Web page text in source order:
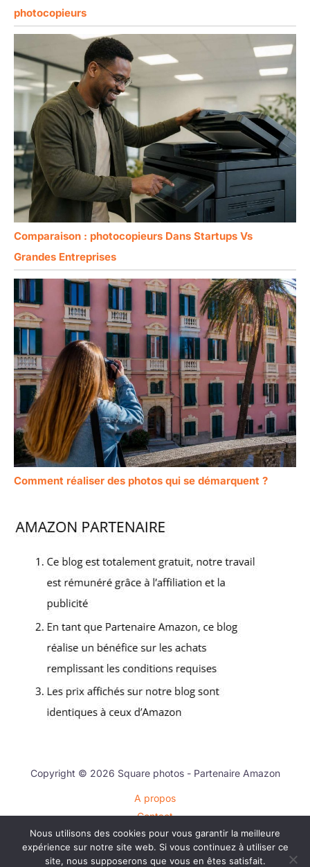
photocopieurs
Comparaison : photocopieurs Dans Startups Vs
Grandes Entreprises
Comment réaliser des photos qui se démarquent ?
Copyright © 2026 Square photos - Partenaire Amazon
A propos
Contact
Plan du site
Mentions légales
Nous utilisons des cookies pour vous garantir la meilleure
expérience sur notre site web. Si vous continuez à utiliser ce
site, nous supposerons que vous en êtes satisfait.